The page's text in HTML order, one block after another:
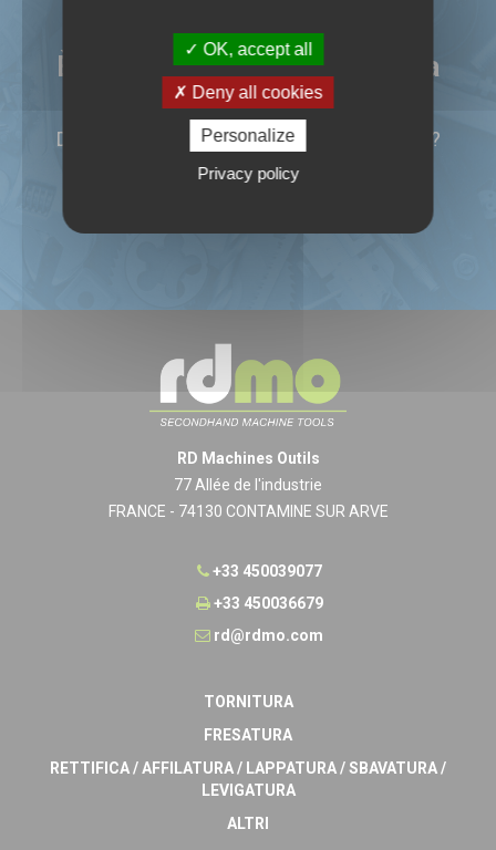
OK, accept all
Deny all cookies
Personalize
Privacy policy
È interessato ad una macchina
utensile?
Dettagli tecnici? Un prezzo? Una consegna?
RD Machines Outils
77 Allée de l'industrie
FRANCE - 74130 CONTAMINE SUR ARVE
+33 450039077
+33 450036679
rd@rdmo.com
TORNITURA
FRESATURA
RETTIFICA / AFFILATURA / LAPPATURA / SBAVATURA /
LEVIGATURA
ALTRI